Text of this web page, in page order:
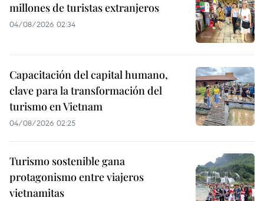
millones de turistas extranjeros
04/08/2026 02:34
Capacitación del capital humano,
clave para la transformación del
turismo en Vietnam
04/08/2026 02:25
Turismo sostenible gana
protagonismo entre viajeros
vietnamitas